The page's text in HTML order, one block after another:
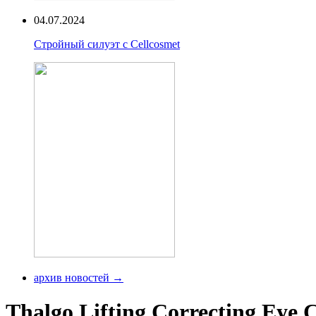
04.07.2024
Стройный силуэт с Cellcosmet
архив новостей →